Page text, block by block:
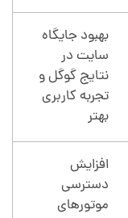
بهبود جایگاه
سایت در
نتایج گوگل و
تجربه کاربری
بهتر
افزایش
دسترسی
موتورهای